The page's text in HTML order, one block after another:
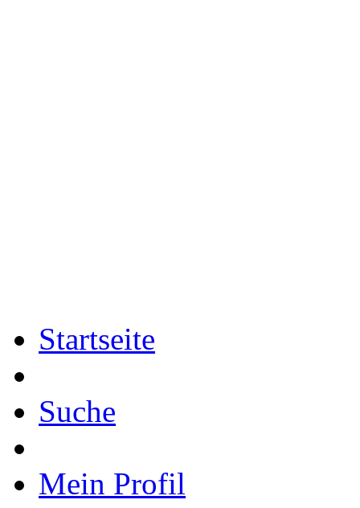
Startseite
Suche
Mein Profil